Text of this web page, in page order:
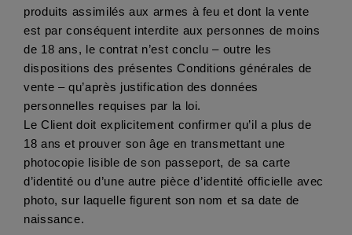
produits assimilés aux armes à feu et dont la vente
est par conséquent interdite aux personnes de moins
de 18 ans, le contrat n’est conclu – outre les
dispositions des présentes Conditions générales de
vente – qu’après justification des données
personnelles requises par la loi.
Le Client doit explicitement confirmer qu’il a plus de
18 ans et prouver son âge en transmettant une
photocopie lisible de son passeport, de sa carte
d’identité ou d’une autre pièce d’identité officielle avec
photo, sur laquelle figurent son nom et sa date de
naissance.